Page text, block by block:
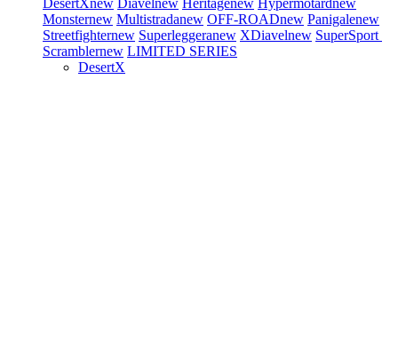
DesertXnew Diavelnew Heritagenew Hypermotardnew
Monsternew Multistradanew OFF-ROADnew Panigalenew
Streetfighternew Superleggeranew XDiavelnew SuperSport
Scramblernew LIMITED SERIES
DesertX